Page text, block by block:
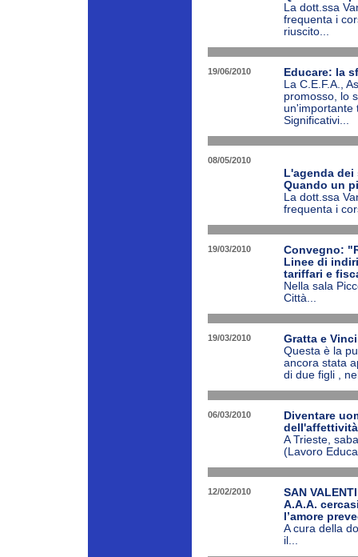
La dott.ssa
frequenta i
riuscito...
19/06/2010
Educare: la
La C.E.F.A.,
promosso, lo
un'importante
Significativi...
08/05/2010
L'agenda
Quando un
La dott.ssa
frequenta i
19/03/2010
Convegno:
Linee di
tariffari e
Nella sala
Città...
19/03/2010
Gratta e
Questa è la
ancora stata
di due figli ,
06/03/2010
Diventare
A Trieste,
(Lavoro
12/02/2010
SAN
A.A.A.
l’amore
A cura della
il...